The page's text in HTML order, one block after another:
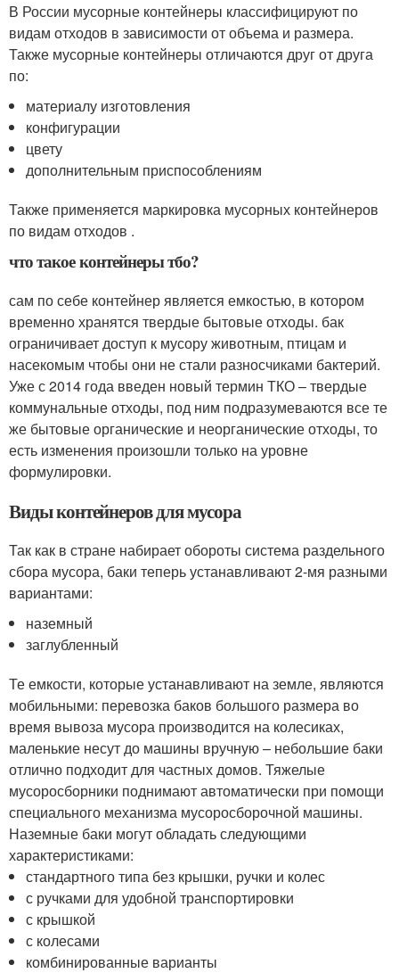
В России мусорные контейнеры классифицируют по
видам отходов в зависимости от объема и размера.
Также мусорные контейнеры отличаются друг от друга
по:
материалу изготовления
конфигурации
цвету
дополнительным приспособлениям
Также применяется маркировка мусорных контейнеров
по видам отходов .
что такое контейнеры тбо?
сам по себе контейнер является емкостью, в котором
временно хранятся твердые бытовые отходы. бак
ограничивает доступ к мусору животным, птицам и
насекомым чтобы они не стали разносчиками бактерий.
Уже с 2014 года введен новый термин ТКО – твердые
коммунальные отходы, под ним подразумеваются все те
же бытовые органические и неорганические отходы, то
есть изменения произошли только на уровне
формулировки.
Виды контейнеров для мусора
Так как в стране набирает обороты система раздельного
сбора мусора, баки теперь устанавливают 2-мя разными
вариантами:
наземный
заглубленный
Те емкости, которые устанавливают на земле, являются
мобильными: перевозка баков большого размера во
время вывоза мусора производится на колесиках,
маленькие несут до машины вручную – небольшие баки
отлично подходит для частных домов. Тяжелые
мусоросборники поднимают автоматически при помощи
специального механизма мусоросборочной машины.
Наземные баки могут обладать следующими
характеристиками:
стандартного типа без крышки, ручки и колес
с ручками для удобной транспортировки
с крышкой
с колесами
комбинированные варианты